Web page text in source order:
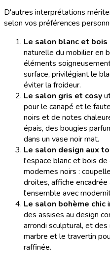
D'autres interprétations
selon vos préférences
Le salon blanc et
naturelle du mobilier en
éléments
surface, privilégiant le
éviter la froideur.
Le salon gris et cosy
pour le canapé et le
noirs et de notes
épais, des bougies
dans un vase noir mat.
Le salon design aux
l'espace blanc et bois
modernes noirs :
droites, affiche
l'ensemble avec
Le salon bohème chic
des assises au design
arrondi sculptural, et
marbre et le travertin
raffinée.